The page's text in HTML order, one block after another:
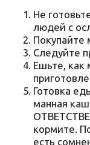
Не
людей с
Покупайте
Следуйте
Ешьте, как
Готовка
манная
кормите.
есть